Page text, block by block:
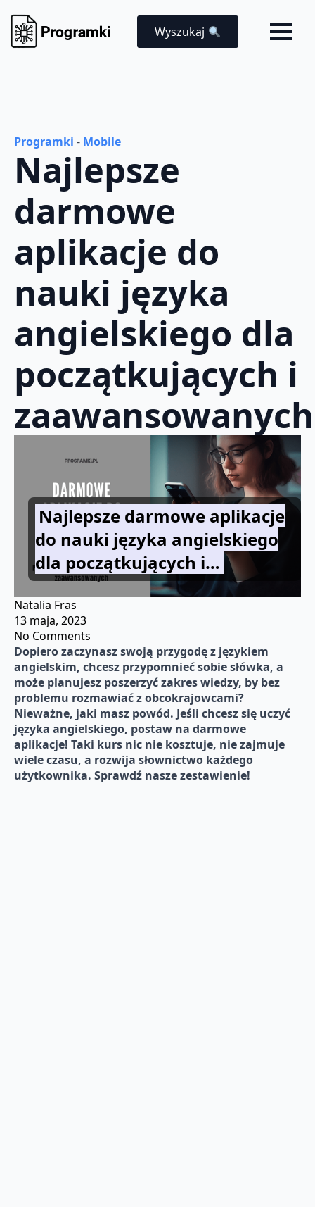
Wyszukaj
Programki - Mobile
Najlepsze
darmowe
aplikacje do
nauki języka
angielskiego dla
początkujących i
zaawansowanych
Najlepsze darmowe aplikacje
do nauki języka angielskiego
dla początkujących i…
Natalia Fras
13 maja, 2023
No Comments
Dopiero zaczynasz swoją przygodę z językiem
angielskim, chcesz przypomnieć sobie słówka, a
może planujesz poszerzyć zakres wiedzy, by bez
problemu rozmawiać z obcokrajowcami?
Nieważne, jaki masz powód. Jeśli chcesz się uczyć
języka angielskiego, postaw na darmowe
aplikacje! Taki kurs nic nie kosztuje, nie zajmuje
wiele czasu, a rozwija słownictwo każdego
użytkownika. Sprawdź nasze zestawienie!